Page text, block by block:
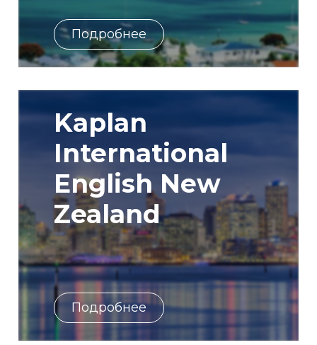
Подробнее
Kaplan
International
English New
Zealand
Подробнее